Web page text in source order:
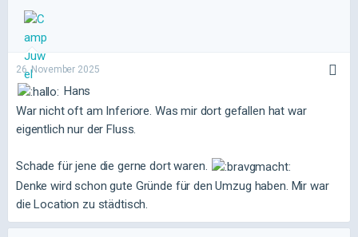
26. November 2025
Hans
War nicht oft am Inferiore. Was mir dort gefallen hat war
eigentlich nur der Fluss.
Schade für jene die gerne dort waren.
Denke wird schon gute Gründe für den Umzug haben. Mir war
die Location zu städtisch.